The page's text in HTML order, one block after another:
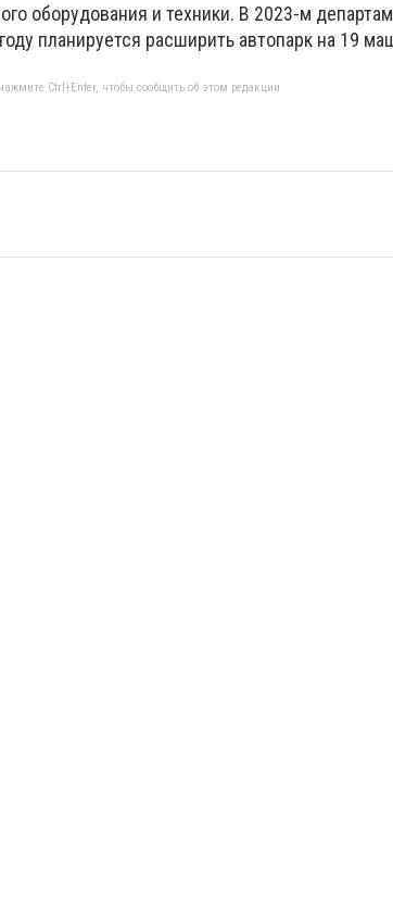
оборудования и техники. В 2023-м
планируется расширить автопарк на 19
Ctrl+Enter, чтобы сообщить об этом редакции